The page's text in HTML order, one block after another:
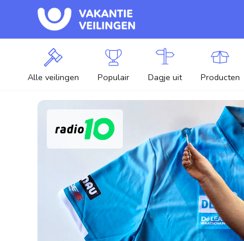
Alle veilingen Populair Dagje uit Producten